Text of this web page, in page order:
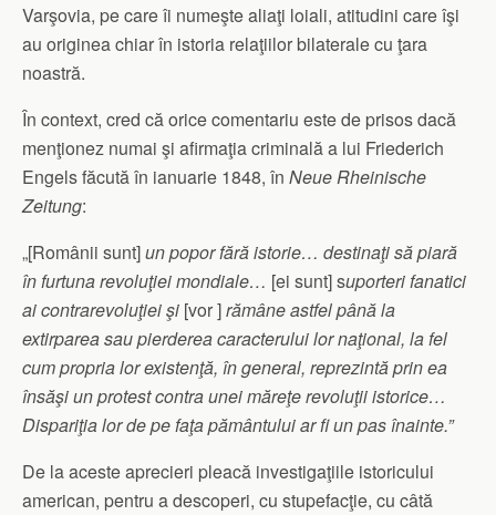
Varşovia, pe care îi numeşte aliaţi loiali, atitudini care îşi
au originea chiar în istoria relaţiilor bilaterale cu ţara
noastră.
În context, cred că orice comentariu este de prisos dacă
menţionez numai şi afirmaţia criminală a lui Friederich
Engels făcută în ianuarie 1848, în Neue Rheinische
Zeitung:
„[Românii sunt]un popor fără istorie… destinaţi să piară
în furtuna revoluţiei mondiale… [ei sunt] suporteri fanatici
ai contrarevoluţiei şi [vor ]rămâne astfel până la
extirparea sau pierderea caracterului lor naţional, la fel
cum propria lor existenţă, în general, reprezintă prin ea
însăşi un protest contra unei măreţe revoluţii istorice…
Dispariţia lor de pe faţa pământului ar fi un pas înainte.”
De la aceste aprecieri pleacă investigaţiile istoricului
american, pentru a descoperi, cu stupefacţie, cu câtă